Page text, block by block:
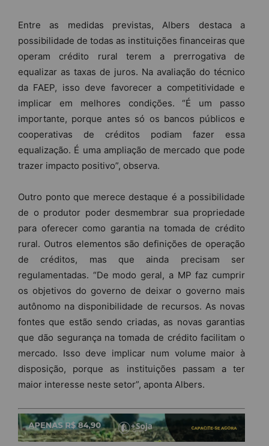
Entre as medidas previstas, Albers destaca a
possibilidade de todas as instituições financeiras que
operam crédito rural terem a prerrogativa de
equalizar as taxas de juros. Na avaliação do técnico
da FAEP, isso deve favorecer a competitividade e
implicar em melhores condições. “É um passo
importante, porque antes só os bancos públicos e
cooperativas de créditos podiam fazer essa
equalização. É uma ampliação de mercado que pode
trazer impacto positivo”, observa.
Outro ponto que merece destaque é a possibilidade
de o produtor poder desmembrar sua propriedade
para oferecer como garantia na tomada de crédito
rural. Outros elementos são definições de operação
de créditos, mas que ainda precisam ser
regulamentadas. “De modo geral, a MP faz cumprir
os objetivos do governo de deixar o governo mais
autônomo na disponibilidade de recursos. As novas
fontes que estão sendo criadas, as novas garantias
que dão segurança na tomada de crédito facilitam o
mercado. Isso deve implicar num volume maior à
disposição, porque as instituições passam a ter
maior interesse neste setor”, aponta Albers.